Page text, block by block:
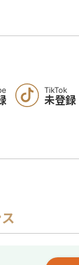
TikTok
未登録